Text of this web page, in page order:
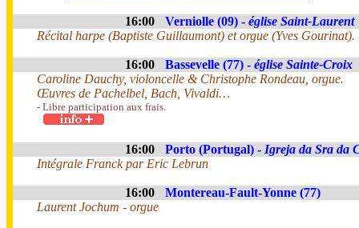
16:00 Verniolle (09) - église Saint-Laurent
Récital harpe (Baptiste Guillaumont) et orgue (Yves Gourinat).
16:00 Bassevelle (77) - église Sainte-Croix
Caroline Dauchy, violoncelle & Christophe Rondeau, orgue.
Œuvres de Pachelbel, Bach, Vivaldi…
- Libre participation aux frais.
16:00 Porto (Portugal) - Igreja da Sra da
Intégrale Franck par Eric Lebrun
16:00
Montereau-Fault-Yonne (77)
Laurent Jochum - orgue